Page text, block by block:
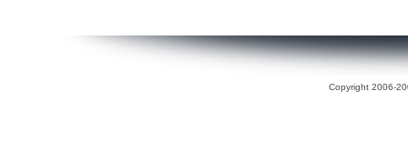
Copyright 2006-